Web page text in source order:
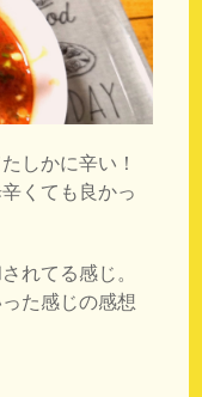
しかに辛い！
くても良かっ
れてる感じ。
た感じの感想